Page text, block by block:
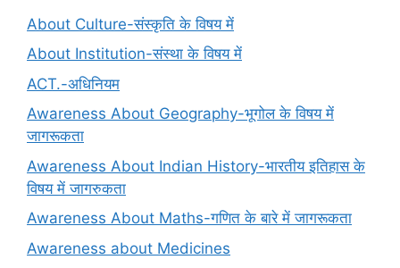
About Culture-संस्कृति के विषय में
About Institution-संस्था के विषय में
ACT.-अधिनियम
Awareness About Geography-भूगोल के विषय में
जागरूकता
Awareness About Indian History-भारतीय इतिहास के
विषय में जागरुकता
Awareness About Maths-गणित के बारे में जागरूकता
Awareness about Medicines